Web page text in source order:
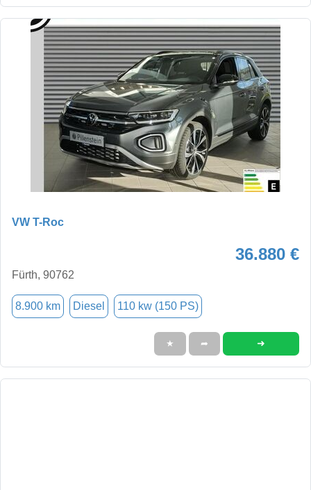
VW T-Roc
36.880 €
Fürth, 90762
8.900 km Diesel 110 kw (150 PS)
★ ➦ ➜